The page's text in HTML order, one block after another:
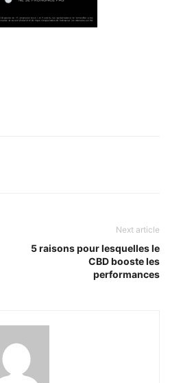
Next article
5 raisons pour lesquelles le
CBD booste les
performances